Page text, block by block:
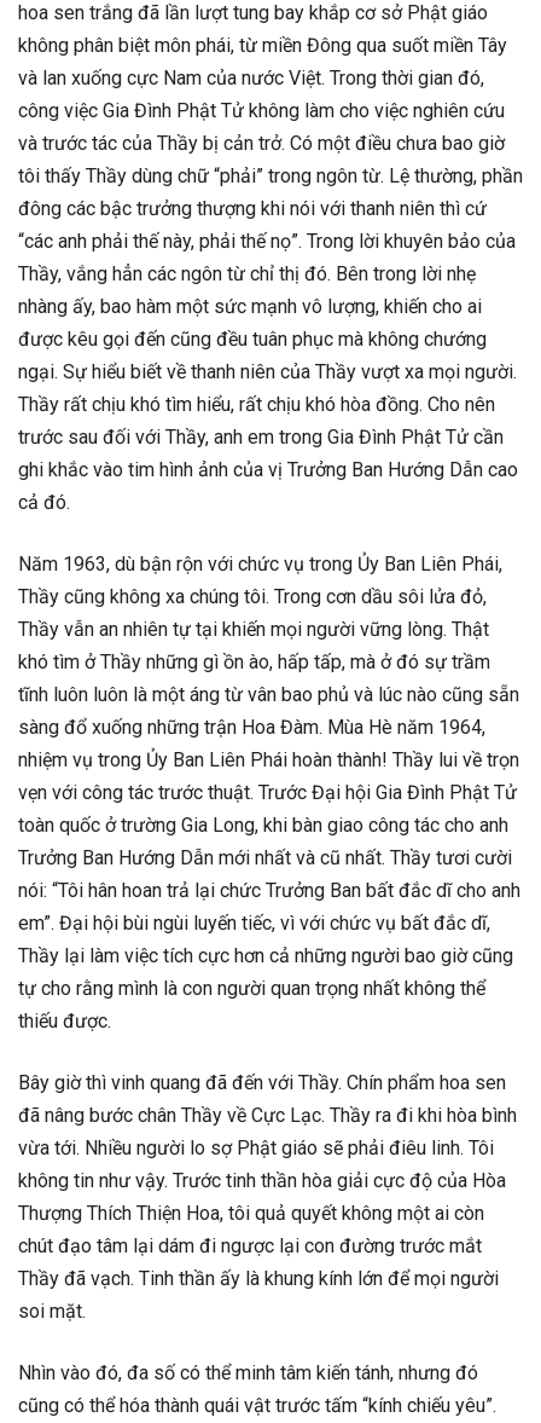
hoa sen trắng đã lần lượt tung bay khắp cơ sở Phật giáo
không phân biệt môn phái, từ miền Đông qua suốt miền Tây
và lan xuống cực Nam của nước Việt. Trong thời gian đó,
công việc Gia Đình Phật Tử không làm cho việc nghiên cứu
và trước tác của Thầy bị cản trở. Có một điều chưa bao giờ
tôi thấy Thầy dùng chữ “phải” trong ngôn từ. Lệ thường, phần
đông các bậc trưởng thượng khi nói với thanh niên thì cứ
“các anh phải thế này, phải thế nọ”. Trong lời khuyên bảo của
Thầy, vắng hẳn các ngôn từ chỉ thị đó. Bên trong lời nhẹ
nhàng ấy, bao hàm một sức mạnh vô lượng, khiến cho ai
được kêu gọi đến cũng đều tuân phục mà không chướng
ngại. Sự hiểu biết về thanh niên của Thầy vượt xa mọi người.
Thầy rất chịu khó tìm hiểu, rất chịu khó hòa đồng. Cho nên
trước sau đối với Thầy, anh em trong Gia Đình Phật Tử cần
ghi khắc vào tim hình ảnh của vị Trưởng Ban Hướng Dẫn cao
cả đó.
Năm 1963, dù bận rộn với chức vụ trong Ủy Ban Liên Phái,
Thầy cũng không xa chúng tôi. Trong cơn dầu sôi lửa đỏ,
Thầy vẫn an nhiên tự tại khiến mọi người vững lòng. Thật
khó tìm ở Thầy những gì ồn ào, hấp tấp, mà ở đó sự trầm
tĩnh luôn luôn là một áng từ vân bao phủ và lúc nào cũng sẵn
sàng đổ xuống những trận Hoa Đàm. Mùa Hè năm 1964,
nhiệm vụ trong Ủy Ban Liên Phái hoàn thành! Thầy lui về trọn
vẹn với công tác trước thuật. Trước Đại hội Gia Đình Phật Tử
toàn quốc ở trường Gia Long, khi bàn giao công tác cho anh
Trưởng Ban Hướng Dẫn mới nhất và cũ nhất. Thầy tươi cười
nói: “Tôi hân hoan trả lại chức Trưởng Ban bất đắc dĩ cho anh
em”. Đại hội bùi ngùi luyến tiếc, vì với chức vụ bất đắc dĩ,
Thầy lại làm việc tích cực hơn cả những người bao giờ cũng
tự cho rằng mình là con người quan trọng nhất không thể
thiếu được.
Bây giờ thì vinh quang đã đến với Thầy. Chín phẩm hoa sen
đã nâng bước chân Thầy về Cực Lạc. Thầy ra đi khi hòa bình
vừa tới. Nhiều người lo sợ Phật giáo sẽ phải điêu linh. Tôi
không tin như vậy. Trước tinh thần hòa giải cực độ của Hòa
Thượng Thích Thiện Hoa, tôi quả quyết không một ai còn
chút đạo tâm lại dám đi ngược lại con đường trước mắt
Thầy đã vạch. Tinh thần ấy là khung kính lớn để mọi người
soi mặt.
Nhìn vào đó, đa số có thể minh tâm kiến tánh, nhưng đó
cũng có thể hóa thành quái vật trước tấm “kính chiếu yêu”.